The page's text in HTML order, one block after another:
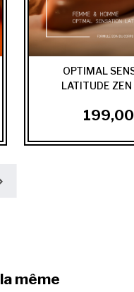
OPTIMAL
LATITUDE ZEN
même